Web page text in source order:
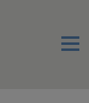
Menu